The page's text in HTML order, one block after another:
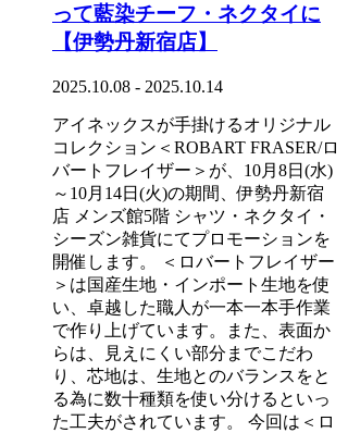
って藍染チーフ・ネクタイに
【伊勢丹新宿店】
2025.10.08 - 2025.10.14
アイネックスが手掛けるオリジナル
コレクション＜ROBART FRASER/ロ
バートフレイザー＞が、10月8日(水)
～10月14日(火)の期間、伊勢丹新宿
店 メンズ館5階 シャツ・ネクタイ・
シーズン雑貨にてプロモーションを
開催します。 ＜ロバートフレイザー
＞は国産生地・インポート生地を使
い、卓越した職人が一本一本手作業
で作り上げています。また、表面か
らは、見えにくい部分までこだわ
り、芯地は、生地とのバランスをと
る為に数十種類を使い分けるといっ
た工夫がされています。 今回は＜ロ